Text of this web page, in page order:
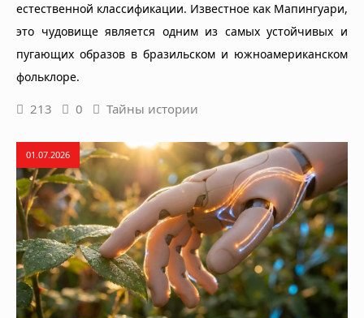
естественной классификации. Известное как Мапингуари,
это чудовище является одним из самых устойчивых и
пугающих образов в бразильском и южноамериканском
фольклоре.
213 0 Тайны истории
01.07.2026